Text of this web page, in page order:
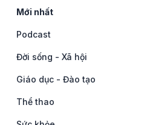
Mới nhất
Podcast
Đời sống - Xã hội
Giáo dục - Đào tạo
Thể thao